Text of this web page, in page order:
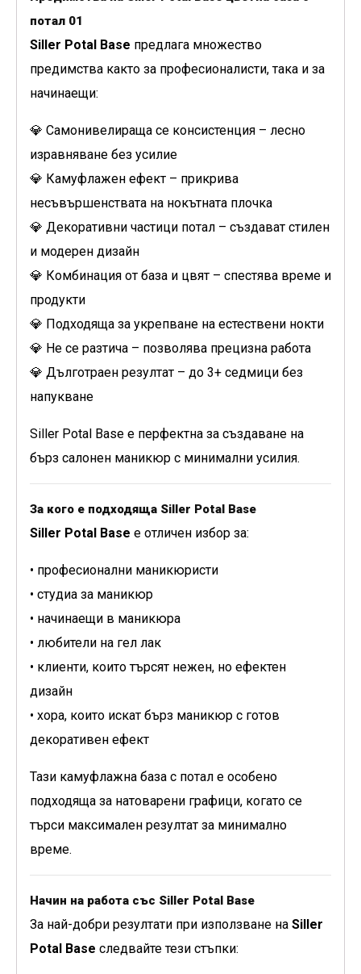
потал 01
Siller Potal Base предлага множество
предимства както за професионалисти, така и за
начинаещи:
💎 Самонивелираща се консистенция – лесно
изравняване без усилие
💎 Камуфлажен ефект – прикрива
несъвършенствата на нокътната плочка
💎 Декоративни частици потал – създават стилен
и модерен дизайн
💎 Комбинация от база и цвят – спестява време и
продукти
💎 Подходяща за укрепване на естествени нокти
💎 Не се разтича – позволява прецизна работа
💎 Дълготраен резултат – до 3+ седмици без
напукване
Siller Potal Base е перфектна за създаване на
бърз салонен маникюр с минимални усилия.
За кого е подходяща Siller Potal Base
Siller Potal Base е отличен избор за:
• професионални маникюристи
• студиа за маникюр
• начинаещи в маникюра
• любители на гел лак
• клиенти, които търсят нежен, но ефектен
дизайн
• хора, които искат бърз маникюр с готов
декоративен ефект
Тази камуфлажна база с потал е особено
подходяща за натоварени графици, когато се
търси максимален резултат за минимално
време.
Начин на работа със Siller Potal Base
За най-добри резултати при използване на Siller
Potal Base следвайте тези стъпки: